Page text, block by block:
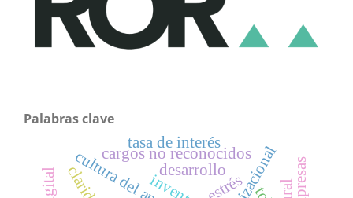
Palabras clave
cargos no reconocidos
estrés
tasa de interés
desarrollo